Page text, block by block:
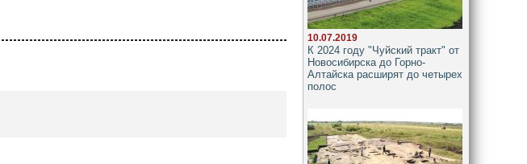
10.07.2019
К 2024 году "Чуйский тракт" от
Новосибирска до Горно-
Алтайска расширят до четырех
полос